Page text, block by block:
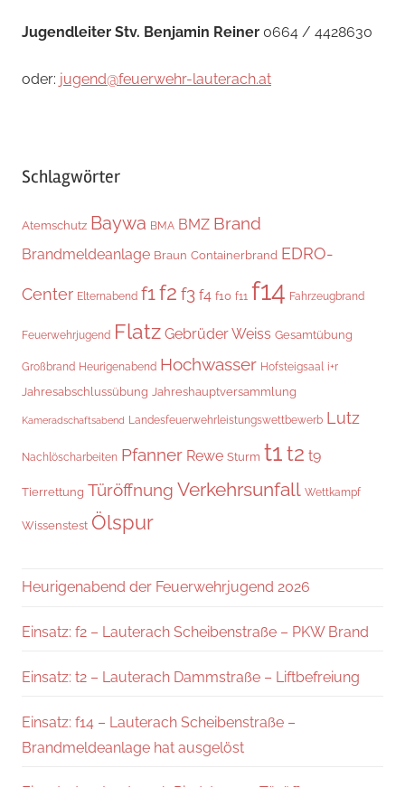
Jugendleiter Stv. Benjamin Reiner 0664 / 4428630
oder: jugend@feuerwehr-lauterach.at
Schlagwörter
Atemschutz Baywa BMA BMZ Brand
Brandmeldeanlage Braun Containerbrand EDRO-
Center Elternabend f1f2 f3 f4 f10 f11 f14 Fahrzeugbrand
Feuerwehrjugend Flatz Gebrüder Weiss Gesamtübung
Großbrand Heurigenabend Hochwasser Hofsteigsaal i+r
Jahresabschlussübung Jahreshauptversammlung
Kameradschaftsabend Landesfeuerwehrleistungswettbewerb Lutz
Nachlöscharbeiten Pfanner Rewe Sturm t1t2 t9
Tierrettung Türöffnung Verkehrsunfall Wettkampf
Wissenstest Ölspur
Heurigenabend der Feuerwehrjugend 2026
Einsatz: f2 – Lauterach Scheibenstraße – PKW Brand
Einsatz: t2 – Lauterach Dammstraße – Liftbefreiung
Einsatz: f14 – Lauterach Scheibenstraße –
Brandmeldeanlage hat ausgelöst